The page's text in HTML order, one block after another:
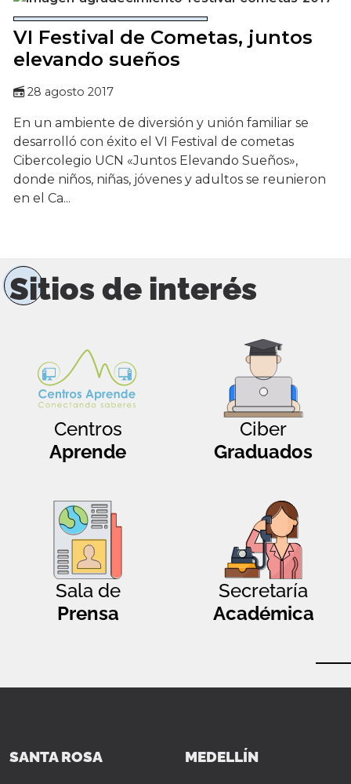
VI Festival de Cometas, juntos
elevando sueños
28 agosto 2017
En un ambiente de diversión y unión familiar se
desarrolló con éxito el VI Festival de cometas
Cibercolegio UCN «Juntos Elevando Sueños»,
donde niños, niñas, jóvenes y adultos se reunieron
en el Ca...
Sitios de interés
Centros
Aprende
Ciber
Graduados
Sala de
Prensa
Secretaría
Académica
SANTA ROSA MEDELLÍN